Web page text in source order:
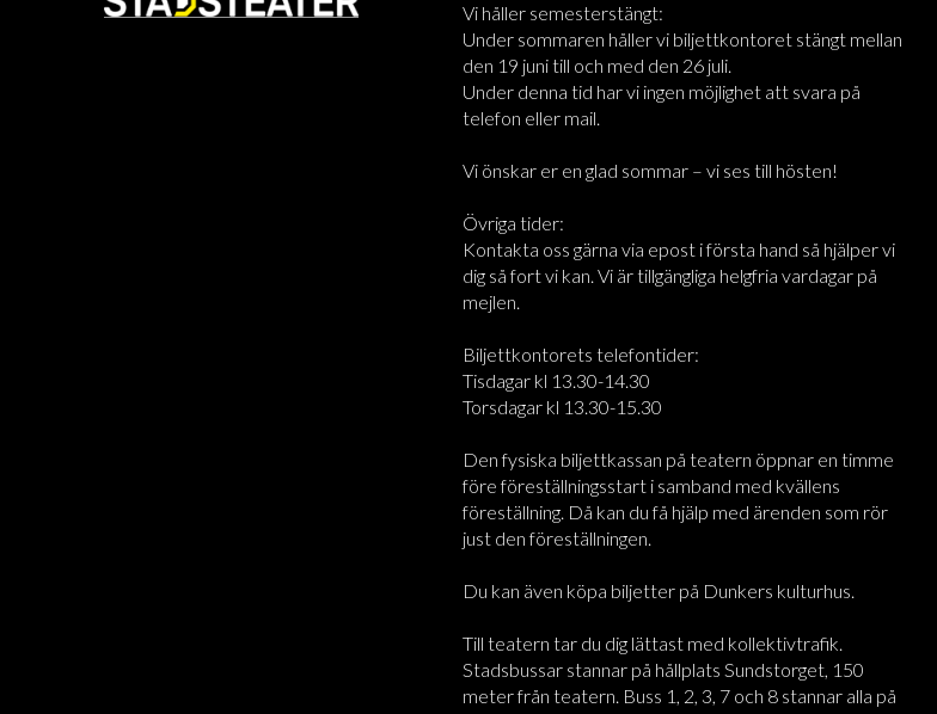
Vi håller semesterstängt:
Under sommaren håller vi biljettkontoret stängt mellan
den 19 juni till och med den 26 juli.
Under denna tid har vi ingen möjlighet att svara på
telefon eller mail.
Vi önskar er en glad sommar – vi ses till hösten!
Övriga tider:
Kontakta oss gärna via epost i första hand så hjälper vi
dig så fort vi kan. Vi är tillgängliga helgfria vardagar på
mejlen.
Biljettkontorets telefontider:
Tisdagar kl 13.30-14.30
Torsdagar kl 13.30-15.30
Den fysiska biljettkassan på teatern öppnar en timme
före föreställningsstart i samband med kvällens
föreställning. Då kan du få hjälp med ärenden som rör
just den föreställningen.
Du kan även köpa biljetter på Dunkers kulturhus.
Till teatern tar du dig lättast med kollektivtrafik.
Stadsbussar stannar på hållplats Sundstorget, 150
meter från teatern. Buss 1, 2, 3, 7 och 8 stannar alla på